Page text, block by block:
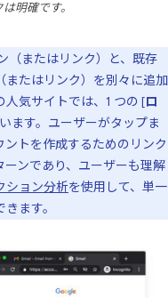
明確です。
（またはリンク）と、既存
またはリンク）を別々に追加
気サイトでは、1 つの [ロ
ます。ユーザーがタップま
トを作成するためのリンク
ンであり、ユーザーも理解
ション分析を使用して、単一
ます。